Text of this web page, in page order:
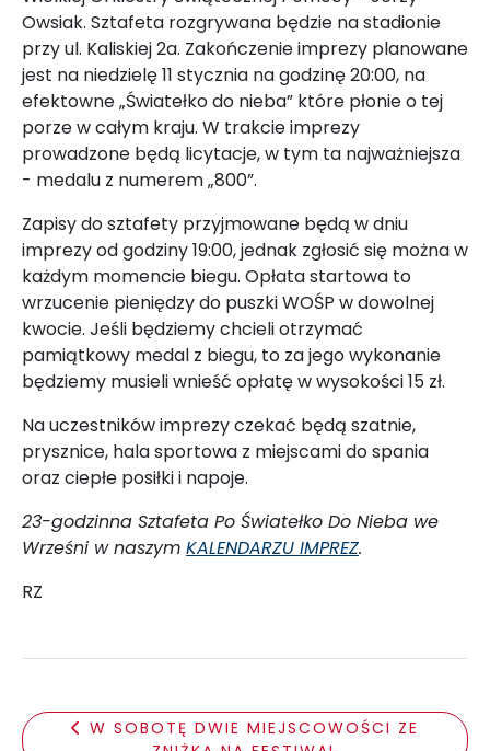
Owsiak. Sztafeta rozgrywana będzie na stadionie
przy ul. Kaliskiej 2a. Zakończenie imprezy planowane
jest na niedzielę 11 stycznia na godzinę 20:00, na
efektowne „Światełko do nieba” które płonie o tej
porze w całym kraju. W trakcie imprezy
prowadzone będą licytacje, w tym ta najważniejsza
- medalu z numerem „800”.
Zapisy do sztafety przyjmowane będą w dniu
imprezy od godziny 19:00, jednak zgłosić się można w
każdym momencie biegu. Opłata startowa to
wrzucenie pieniędzy do puszki WOŚP w dowolnej
kwocie. Jeśli będziemy chcieli otrzymać
pamiątkowy medal z biegu, to za jego wykonanie
będziemy musieli wnieść opłatę w wysokości 15 zł.
Na uczestników imprezy czekać będą szatnie,
prysznice, hala sportowa z miejscami do spania
oraz ciepłe posiłki i napoje.
23-godzinna Sztafeta Po Światełko Do Nieba we
Wrześni w naszym KALENDARZU IMPREZ.
RZ
W SOBOTĘ DWIE MIEJSCOWOŚCI ZE